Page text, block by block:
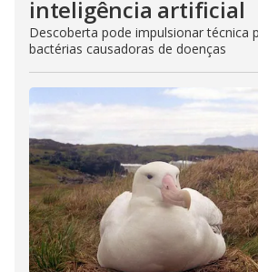
inteligência artificial
Descoberta pode impulsionar técnica
bactérias causadoras de doenças